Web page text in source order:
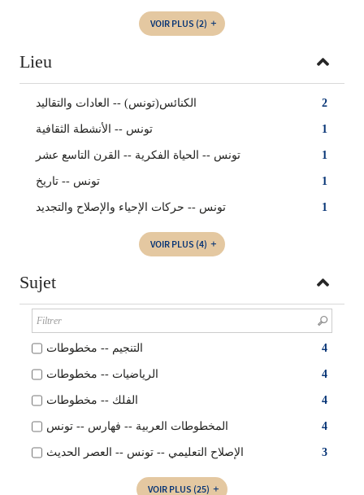
VOIR PLUS (2)
Lieu
2 الكنائس(تونس) -- ‏العادات والتقاليد
1 تونس -- الأنشطة الثقافية
1 تونس -- الحياة الفكرية -- القرن التاسع عشر
1 تونس -- تاريخ
1 تونس -- حركات الإحياء والإصلاح والتجديد
VOIR PLUS (4)
Sujet
4 التنجيم‏ -- ‏مخطوطات
4 الرياضيات‏ -- ‏مخطوطات‏
4 الفلك‏ -- ‏مخطوطات
4 المخطوطات العربية‏‏ -- ‏فهارس‏ -- ‏تونس
3 الإصلاح التعليمي -- تونس‏ -- ‏العصر الحديث
VOIR PLUS (25)